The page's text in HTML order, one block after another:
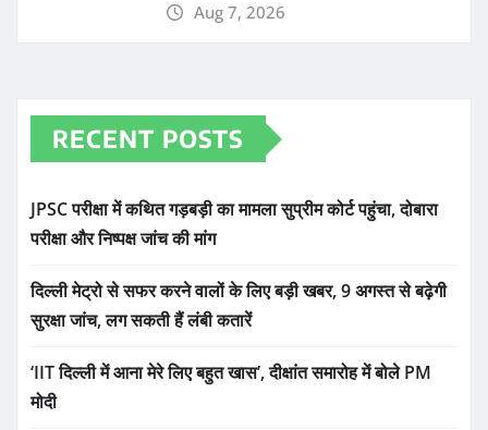
Aug 7, 2026
RECENT POSTS
JPSC परीक्षा में कथित गड़बड़ी का मामला सुप्रीम कोर्ट पहुंचा, दोबारा
परीक्षा और निष्पक्ष जांच की मांग
दिल्ली मेट्रो से सफर करने वालों के लिए बड़ी खबर, 9 अगस्त से बढ़ेगी
सुरक्षा जांच, लग सकती हैं लंबी कतारें
‘IIT दिल्ली में आना मेरे लिए बहुत खास’, दीक्षांत समारोह में बोले PM
मोदी